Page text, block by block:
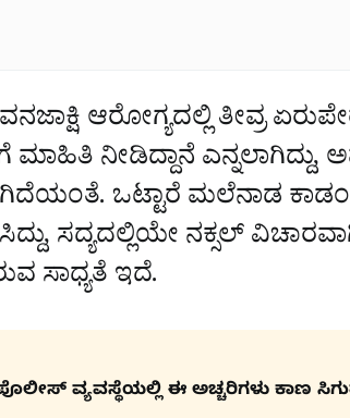
ಆರೋಗ್ಯದಲ್ಲಿ ತೀವ್ರ
ಮಾಹಿತಿ ನೀಡಿದ್ದಾನೆ ಎನ್ನಲಾಗಿದ್ದು,
ಒಟ್ಟಾರೆ ಮಲೆನಾಡ
ಸದ್ಯದಲ್ಲಿಯೇ ನಕ್ಸಲ್‌
ಸಾಧ್ಯತೆ ಇದೆ.
ವ್ಯವಸ್ಥೆಯಲ್ಲಿ ಈ ಅಚ್ಚರಿಗಳು ಕಾಣ